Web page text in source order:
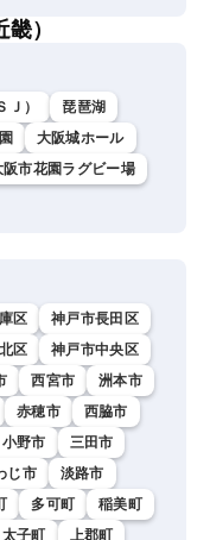
）
）
琵琶湖
大阪城ホール
阪市花園ラグビー場
区
神戸市長田区
区
神戸市中央区
西宮市
洲本市
赤穂市
西脇市
小野市
三田市
じ市
淡路市
多可町
稲美町
太子町 上郡町